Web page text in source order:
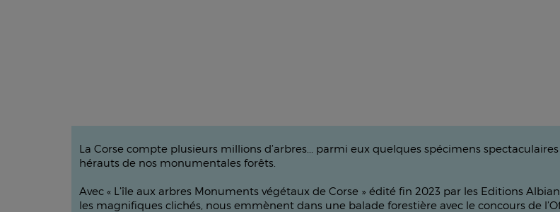
La Corse compte plusieurs millions d’arbres... parmi eux quelques spécimens
hérauts de nos monumentales forêts.
Avec « L’île aux arbres Monuments végétaux de Corse » édité fin 2023 par les Editions
les magnifiques clichés, nous emmènent dans une balade forestière avec le concours de